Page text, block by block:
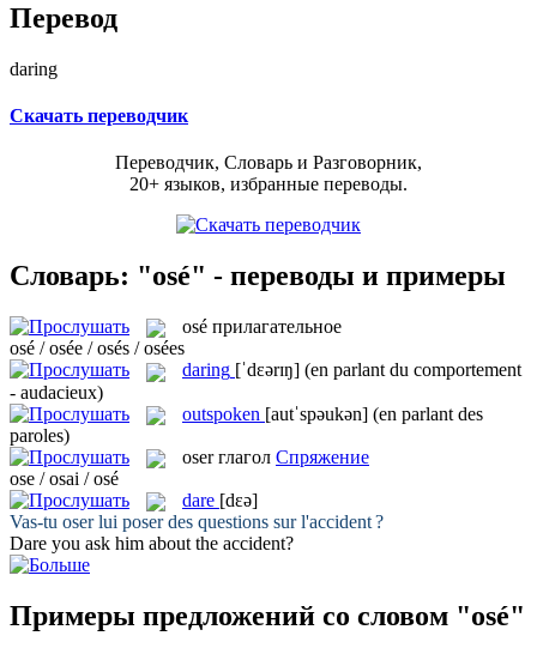
Перевод
daring
Скачать переводчик
Переводчик, Словарь и Разговорник,
20+ языков, избранные переводы.
Словарь: "osé" - переводы и примеры
osé прилагательное
osé / osée / osés / osées
daring [ˈdɛərɪŋ] (en parlant du comportement
- audacieux)
outspoken [autˈspəukən] (en parlant des
paroles)
oser глагол Спряжение
ose / osai / osé
dare [dɛə]
Vas-tu oserlui poser des questions sur l'accident ?
Dare you ask him about the accident?
Примеры предложений со словом "osé"